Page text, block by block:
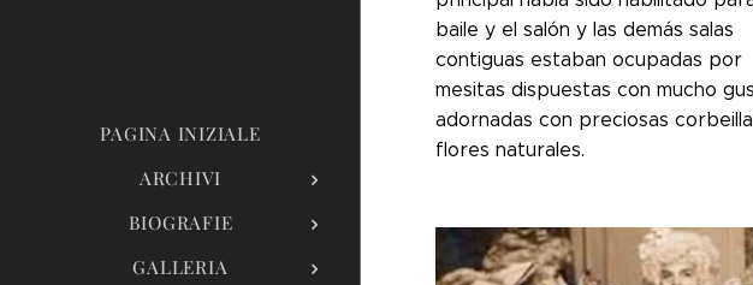
PAGINA INIZIALE
ARCHIVI
BIOGRAFIE
GALLERIA
baile y el salón y las demás salas
contiguas estaban ocupadas por
mesitas dispuestas con mucho
adornadas con preciosas
flores naturales.